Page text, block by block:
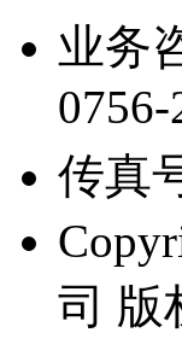
业务
0756-
传真
司 版